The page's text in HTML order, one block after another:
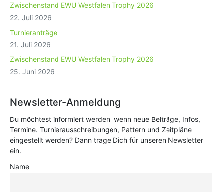
Zwischenstand EWU Westfalen Trophy 2026
22. Juli 2026
Turnieranträge
21. Juli 2026
Zwischenstand EWU Westfalen Trophy 2026
25. Juni 2026
Newsletter-Anmeldung
Du möchtest informiert werden, wenn neue Beiträge, Infos,
Termine. Turnierausschreibungen, Pattern und Zeitpläne
eingestellt werden? Dann trage Dich für unseren Newsletter
ein.
Name